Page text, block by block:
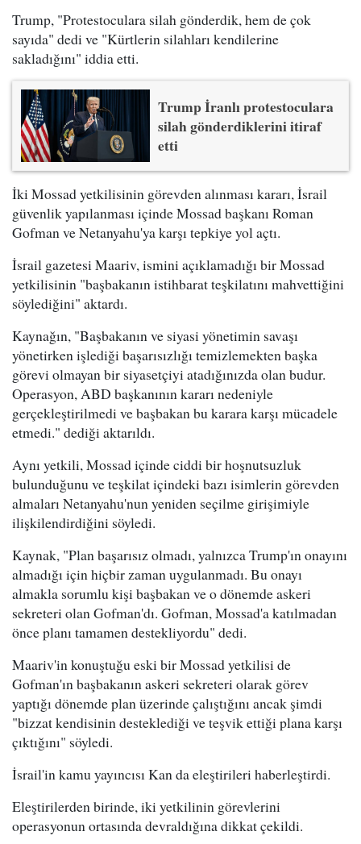
Trump, "Protestoculara silah gönderdik, hem de çok
sayıda" dedi ve "Kürtlerin silahları kendilerine
sakladığını" iddia etti.
Trump İranlı protestoculara
silah gönderdiklerini itiraf
etti
İki Mossad yetkilisinin görevden alınması kararı, İsrail
güvenlik yapılanması içinde Mossad başkanı Roman
Gofman ve Netanyahu'ya karşı tepkiye yol açtı.
İsrail gazetesi Maariv, ismini açıklamadığı bir Mossad
yetkilisinin "başbakanın istihbarat teşkilatını mahvettiğini
söylediğini" aktardı.
Kaynağın, "Başbakanın ve siyasi yönetimin savaşı
yönetirken işlediği başarısızlığı temizlemekten başka
görevi olmayan bir siyasetçiyi atadığınızda olan budur.
Operasyon, ABD başkanının kararı nedeniyle
gerçekleştirilmedi ve başbakan bu karara karşı mücadele
etmedi." dediği aktarıldı.
Aynı yetkili, Mossad içinde ciddi bir hoşnutsuzluk
bulunduğunu ve teşkilat içindeki bazı isimlerin görevden
almaları Netanyahu'nun yeniden seçilme girişimiyle
ilişkilendirdiğini söyledi.
Kaynak, "Plan başarısız olmadı, yalnızca Trump'ın onayını
almadığı için hiçbir zaman uygulanmadı. Bu onayı
almakla sorumlu kişi başbakan ve o dönemde askeri
sekreteri olan Gofman'dı. Gofman, Mossad'a katılmadan
önce planı tamamen destekliyordu" dedi.
Maariv'in konuştuğu eski bir Mossad yetkilisi de
Gofman'ın başbakanın askeri sekreteri olarak görev
yaptığı dönemde plan üzerinde çalıştığını ancak şimdi
"bizzat kendisinin desteklediği ve teşvik ettiği plana karşı
çıktığını" söyledi.
İsrail'in kamu yayıncısı Kan da eleştirileri haberleştirdi.
Eleştirilerden birinde, iki yetkilinin görevlerini
operasyonun ortasında devraldığına dikkat çekildi.